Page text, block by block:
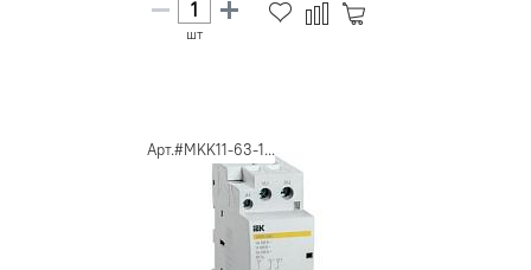
шт
Арт.#MKK11-63-1...